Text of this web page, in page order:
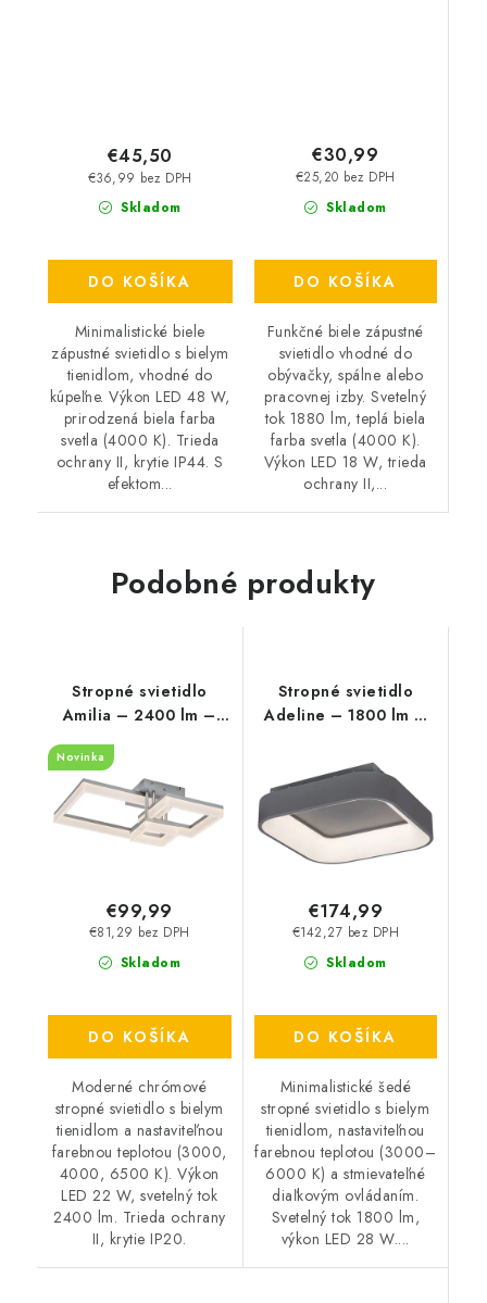
Skladom
€36,99 bez DPH
€45,50
DO KOŠÍKA
Minimalistické biele
zápustné svietidlo s bielym
tienidlom, vhodné do
kúpeľne. Výkon LED 48 W,
prirodzená biela farba
svetla (4000 K). Trieda
ochrany II, krytie IP44. S
efektom...
Skladom
€25,20 bez DPH
€30,99
DO KOŠÍKA
Funkčné biele zápustné
svietidlo vhodné do
obývačky, spálne alebo
pracovnej izby. Svetelný
tok 1880 lm, teplá biela
farba svetla (4000 K).
Výkon LED 18 W, trieda
ochrany II,...
Podobné produkty
Stropné svietidlo
Amilia – 2400 lm –
3000, 4000, 6500 K –
LED 22 W – IP20
Novinka
Skladom
€81,29 bez DPH
€99,99
DO KOŠÍKA
Moderné chrómové
stropné svietidlo s bielym
tienidlom a nastaviteľnou
farebnou teplotou (3000,
4000, 6500 K). Výkon
LED 22 W, svetelný tok
2400 lm. Trieda ochrany
II, krytie IP20.
Stropné svietidlo
Adeline – 1800 lm –
W – IP20
Skladom
€142,27 bez DPH
€174,99
DO KOŠÍKA
Minimalistické šedé
stropné svietidlo s bielym
tienidlom, nastaviteľnou
farebnou teplotou (3000–
6000 K) a stmievateľné
diaľkovým ovládaním.
Svetelný tok 1800 lm,
výkon LED 28 W....